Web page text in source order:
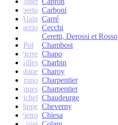
Erberto Carboni
Alain Carré
Marzio Cecchi
Ceretti, Derossi et Rosso
Pol
Chambost
Pierre Chapo
Gilles Charbin
Sabine Charoy
Bruno Charpentier
Jacques Charpentier
Jean-Michel Chaudeurge
Philippe Cheverny
Pietro Chiesa